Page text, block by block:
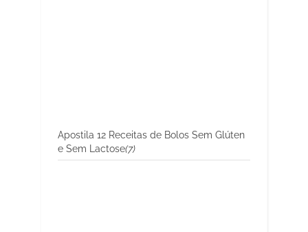
Apostila 12 Receitas de Bolos Sem Glúten
e Sem Lactose(7)